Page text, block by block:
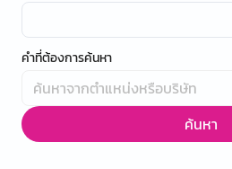
คำที่ต้องการค้นหา
ค้นหา